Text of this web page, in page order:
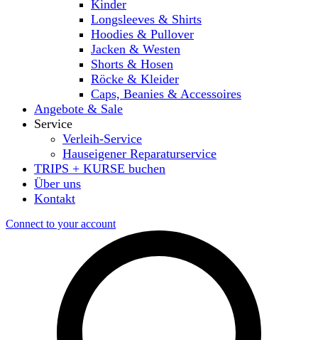
Kinder
Longsleeves & Shirts
Hoodies & Pullover
Jacken & Westen
Shorts & Hosen
Röcke & Kleider
Caps, Beanies & Accessoires
Angebote & Sale
Service
Verleih-Service
Hauseigener Reparaturservice
TRIPS + KURSE buchen
Über uns
Kontakt
Connect to your account